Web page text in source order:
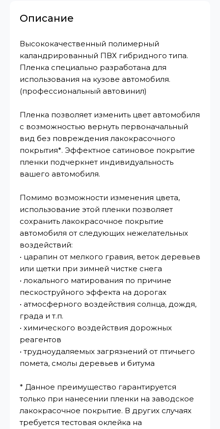
Описание
Высококачественный полимерный
каландрированный ПВХ гибридного типа.
Пленка специально разработана для
использования на кузове автомобиля.
(профессиональный автовинил)
Пленка позволяет изменить цвет автомобиля
с возможностью вернуть первоначальный
вид без повреждения лакокрасочного
покрытия*. Эффектное сатиновое покрытие
пленки подчеркнет индивидуальность
вашего автомобиля.
Помимо возможности изменения цвета,
использование этой пленки позволяет
сохранить лакокрасочное покрытие
автомобиля от следующих нежелательных
воздействий:
• царапин от мелкого гравия, веток деревьев
или щетки при зимней чистке снега
• локального матирования по причине
пескоструйного эффекта на дорогах
• атмосферного воздействия солнца, дождя,
града и т.п.
• химического воздействия дорожных
реагентов
• трудноудаляемых загрязнений от птичьего
помета, смолы деревьев и битума
* Данное преимущество гарантируется
только при нанесении пленки на заводское
лакокрасочное покрытие. В других случаях
требуется тестовая оклейка на